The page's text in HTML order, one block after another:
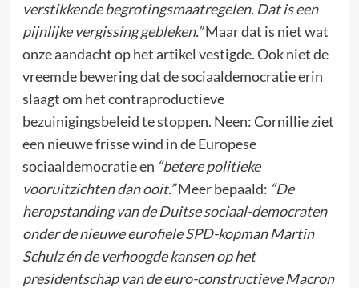
verstikkende begrotingsmaatregelen. Dat is een
pijnlijke vergissing gebleken.”Maar dat is niet wat
onze aandacht op het artikel vestigde. Ook niet de
vreemde bewering dat de sociaaldemocratie erin
slaagt om het contraproductieve
bezuinigingsbeleid te stoppen. Neen: Cornillie ziet
een nieuwe frisse wind in de Europese
sociaaldemocratie en “betere politieke
vooruitzichten dan ooit.”Meer bepaald: “De
heropstanding van de Duitse sociaal-democraten
onder de nieuwe eurofiele SPD-kopman Martin
Schulz én de verhoogde kansen op het
presidentschap van de euro-constructieve Macron